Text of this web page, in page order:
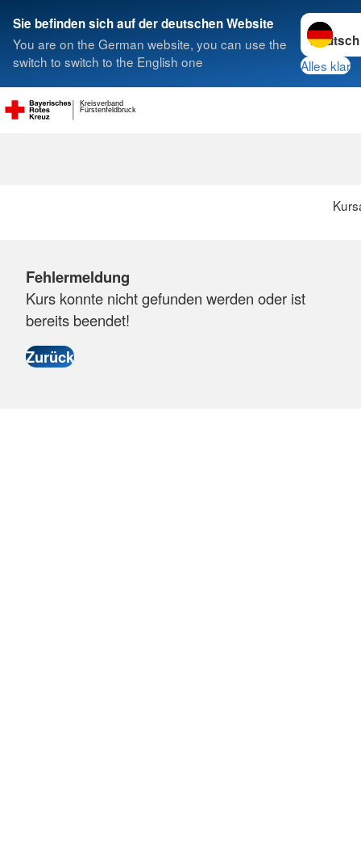
Sie befinden sich auf der deutschen Website
You are on the German website, you can use the
switch to switch to the English one
Sprache
Alles klar
Fürstenfeldbruck
Kreisverband
Suche
Fehlermeldung
Kurs konnte nicht gefunden werden oder ist
bereits beendet!